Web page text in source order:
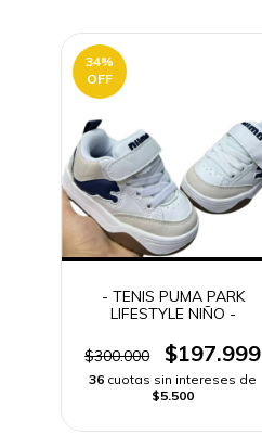
34%
OFF
- TENIS PUMA PARK
LIFESTYLE NIÑO -
$300.000 $197.999
36 cuotas sin intereses de
$5.500